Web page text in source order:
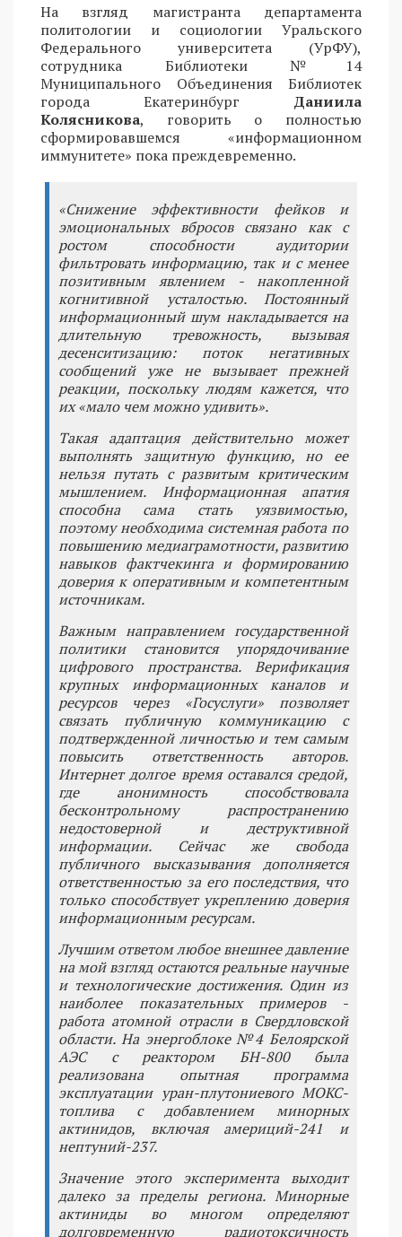
На взгляд магистранта департамента
политологии и социологии Уральского
Федерального университета (УрФУ),
сотрудника Библиотеки №14
Муниципального Объединения Библиотек
города Екатеринбург Даниила
Колясникова, говорить о полностью
сформировавшемся «информационном
иммунитете» пока преждевременно.
«Снижение эффективности фейков и
эмоциональных вбросов связано как с
ростом способности аудитории
фильтровать информацию, так и с менее
позитивным явлением - накопленной
когнитивной усталостью. Постоянный
информационный шум накладывается на
длительную тревожность, вызывая
десенситизацию: поток негативных
сообщений уже не вызывает прежней
реакции, поскольку людям кажется, что
их «мало чем можно удивить».
Такая адаптация действительно может
выполнять защитную функцию, но ее
нельзя путать с развитым критическим
мышлением. Информационная апатия
способна сама стать уязвимостью,
поэтому необходима системная работа по
повышению медиаграмотности, развитию
навыков фактчекинга и формированию
доверия к оперативным и компетентным
источникам.
Важным направлением государственной
политики становится упорядочивание
цифрового пространства. Верификация
крупных информационных каналов и
ресурсов через «Госуслуги» позволяет
связать публичную коммуникацию с
подтвержденной личностью и тем самым
повысить ответственность авторов.
Интернет долгое время оставался средой,
где анонимность способствовала
бесконтрольному распространению
недостоверной и деструктивной
информации. Сейчас же свобода
публичного высказывания дополняется
ответственностью за его последствия, что
только способствует укреплению доверия
информационным ресурсам.
Лучшим ответом любое внешнее давление
на мой взгляд остаются реальные научные
и технологические достижения. Один из
наиболее показательных примеров -
работа атомной отрасли в Свердловской
области. На энергоблоке №4 Белоярской
АЭС с реактором БН-800 была
реализована опытная программа
эксплуатации уран-плутониевого МОКС-
топлива с добавлением минорных
актинидов, включая америций-241 и
нептуний-237.
Значение этого эксперимента выходит
далеко за пределы региона. Минорные
актиниды во многом определяют
долговременную радиотоксичность